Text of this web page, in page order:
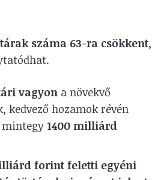
száma 63-ra csökkent,
vagyon a növekvő
kedvező hozamok révén
1400 milliárd
forint feletti egyéni